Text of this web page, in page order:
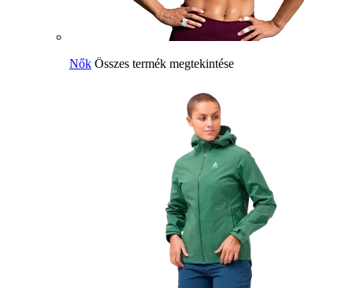
Nők Összes termék megtekintése